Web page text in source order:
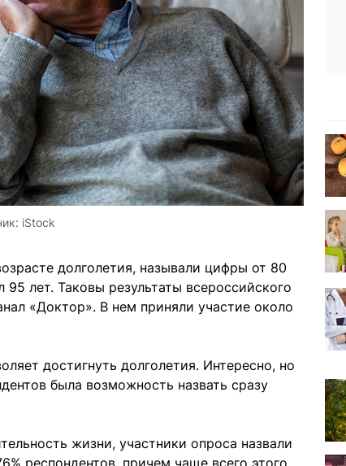
iStock
долголетия, называли цифры от 80
лет. Таковы результаты всероссийского
«Доктор». В нем приняли участие около
достигнуть долголетия. Интересно, но
была возможность назвать сразу
жизни, участники опроса назвали